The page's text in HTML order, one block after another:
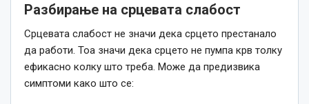
Разбирање на срцевата слабост
Срцевата слабост не значи дека срцето престанало
да работи. Тоа значи дека срцето не пумпа крв толку
ефикасно колку што треба. Може да предизвика
симптоми како што се: